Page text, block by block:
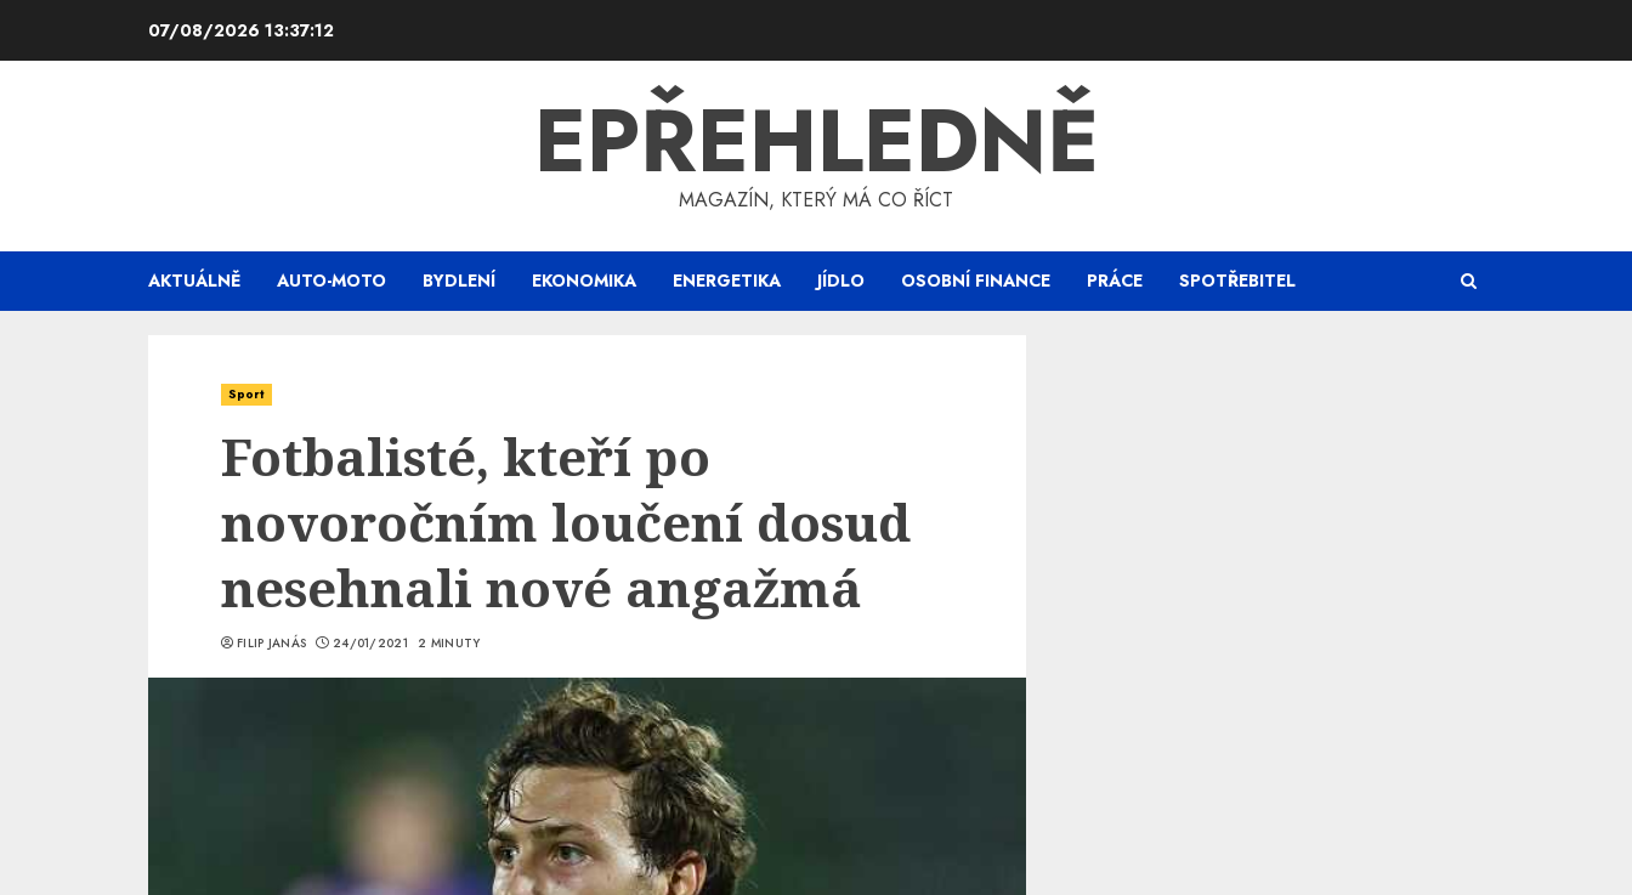
07/08/2026 13:37:13
EPŘEHLEDNĚ
MAGAZÍN, KTERÝ MÁ CO ŘÍCT
AKTUÁLNĚ AUTO-MOTO BYDLENÍ EKONOMIKA ENERGETIKA JÍDLO OSOBNÍ FINANCE PRÁCE SPOTŘEBITEL
Sport
Fotbalisté, kteří po
novoročním loučení dosud
nesehnali nové angažmá
FILIP JANÁS 24/01/2021 2 MINUTY